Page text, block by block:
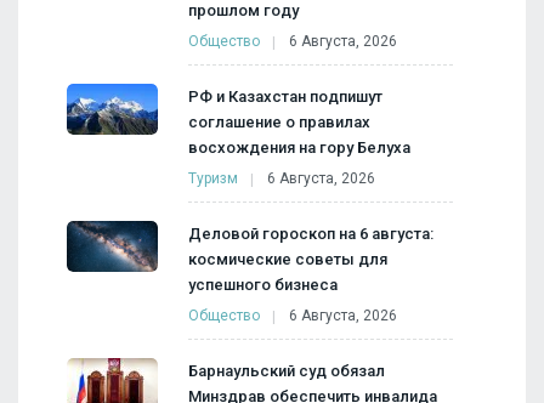
прошлом году
Общество 6 Августа, 2026
РФ и Казахстан подпишут
соглашение о правилах
восхождения на гору Белуха
Туризм 6 Августа, 2026
Деловой гороскоп на 6 августа:
космические советы для
успешного бизнеса
Общество 6 Августа, 2026
Барнаульский суд обязал
Минздрав обеспечить инвалида